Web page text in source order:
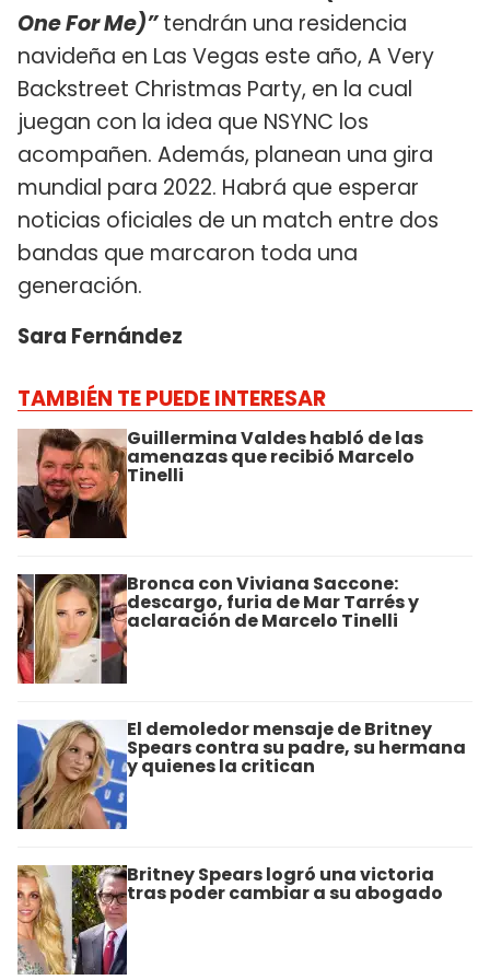
One For Me)”tendrán una residencia
navideña en Las Vegas este año, A Very
Backstreet Christmas Party, en la cual
juegan con la idea que NSYNC los
acompañen. Además, planean una gira
mundial para 2022. Habrá que esperar
noticias oficiales de un match entre dos
bandas que marcaron toda una
generación.
Sara Fernández
TAMBIÉN TE PUEDE INTERESAR
Guillermina Valdes habló de las
amenazas que recibió Marcelo
Tinelli
Bronca con Viviana Saccone:
descargo, furia de Mar Tarrés y
aclaración de Marcelo Tinelli
El demoledor mensaje de Britney
Spears contra su padre, su hermana
y quienes la critican
Britney Spears logró una victoria
tras poder cambiar a su abogado